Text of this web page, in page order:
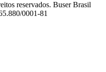
reservados. Buser Brasil
0001-81